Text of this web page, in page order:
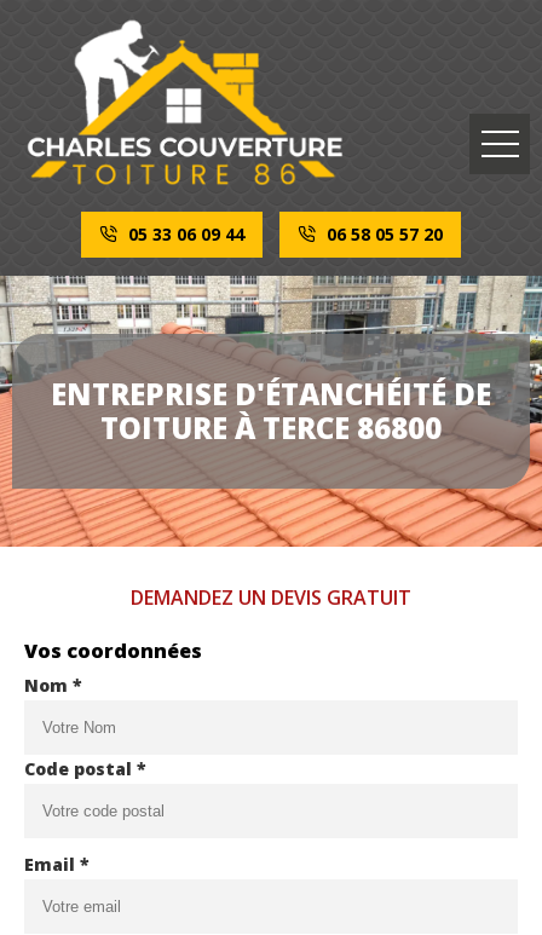
05 33 06 09 44 06 58 05 57 20
ENTREPRISE D'ÉTANCHÉITÉ DE
TOITURE À TERCE 86800
DEMANDEZ UN DEVIS GRATUIT
Vos coordonnées
Nom *
Code postal *
Email *